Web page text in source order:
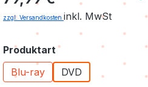
zzgl. Versandkosten inkl. MwSt
Produktartauswählen
Blu-ray
DVD